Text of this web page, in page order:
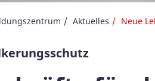
Aktuelles Neue